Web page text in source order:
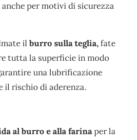
per motivi di sicurezza
il burro sulla teglia,fate
tutta la superficie in modo
una lubrificazione
il rischio di aderenza.
al burro e alla farinaper la